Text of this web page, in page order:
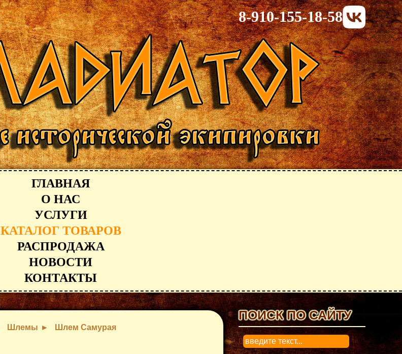
8-910-155-18-58
ГЛАВНАЯ
О НАС
УСЛУГИ
КАТАЛОГ ТОВАРОВ
РАСПРОДАЖА
НОВОСТИ
КОНТАКТЫ
Шлемы Шлем Самурая
ПОИСК ПО САЙТУ
0